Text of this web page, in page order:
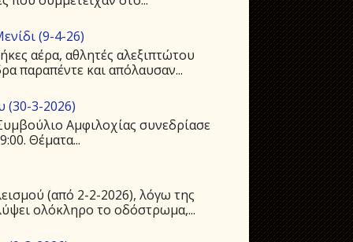
(9-4-26)
αέρα, αθλητές αλεξιπτώτου
παραπέντε και απόλαυσαν...
(30-3-2026)
Αμφιλοχίας συνεδρίασε
Θέματα...
(από 2-2-2026), λόγω της
ολόκληρο το οδόστρωμα,...